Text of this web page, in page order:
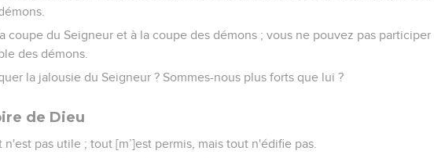
coupe du Seigneur et à la coupe des démons ; vous ne pouvez pas participer
des démons.
la jalousie du Seigneur ? Sommes-nous plus forts que lui ?
de Dieu
n'est pas utile ; tout [m’]est permis, mais tout n'édifie pas.